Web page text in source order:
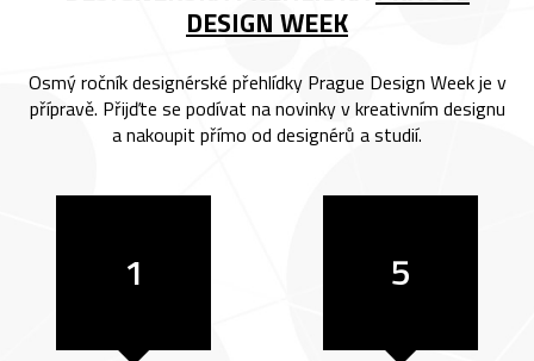
DESIGN WEEK
Osmý ročník designérské přehlídky Prague Design Week je v
přípravě. Přijďte se podívat na novinky v kreativním designu
a nakoupit přímo od designérů a studií.
1 5